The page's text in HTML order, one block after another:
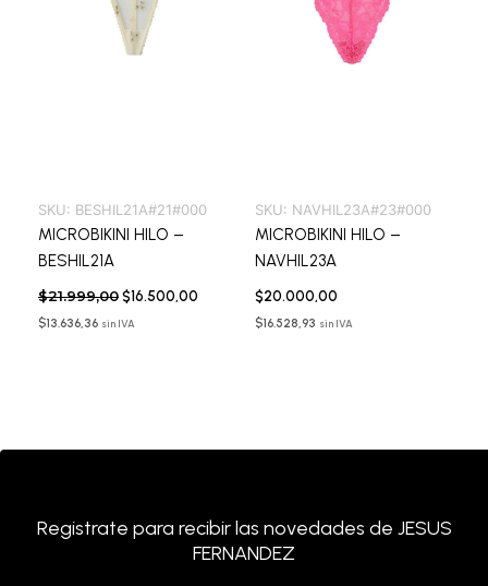
SKU: BESHIL21A#21#000
MICROBIKINI HILO –
BESHIL21A
$21.999,00 $16.500,00
$13.636,36 sin IVA
SKU: NAVHIL23A#23#000
MICROBIKINI HILO –
NAVHIL23A
$20.000,00
$16.528,93 sin IVA
Registrate para recibir las novedades de JESUS
FERNANDEZ